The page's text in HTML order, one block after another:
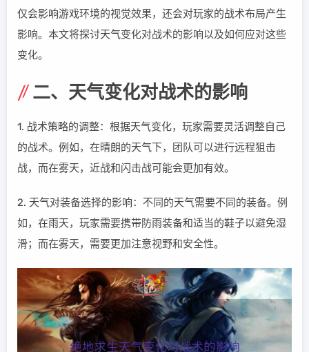
仅会影响游戏环境的视觉效果，还会对玩家的战术布局产生
影响。本文将探讨天气变化对战术的影响以及如何应对这些
变化。
二、天气变化对战术的影响
1. 战术策略的调整：根据天气变化，玩家需要灵活调整自己
的战术。例如，在晴朗的天气下，团队可以进行远程狙击
战，而在雾天，近战和闪击战可能会更加有效。
2. 天气对装备选择的影响：不同的天气需要不同的装备。例
如，在雨天，玩家需要携带防雨装备和适当的鞋子以避免湿
滑；而在雾天，需要更加注意视野和安全性。